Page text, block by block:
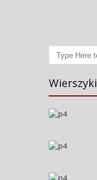
Search
Wierszyki